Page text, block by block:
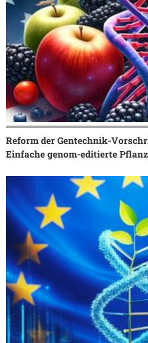
Reform der Gentechnik-
Einfache genom-editierte